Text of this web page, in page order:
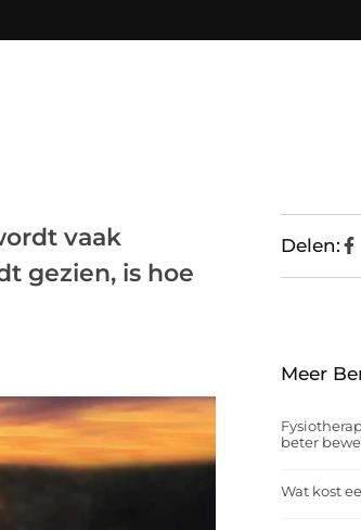
vaak
gezien, is hoe
Delen:
Meer
beter
Wat kost